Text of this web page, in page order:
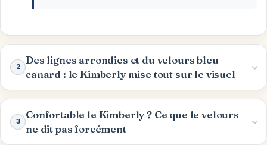
2
Des lignes arrondies et du velours bleu
canard : le Kimberly mise tout sur le visuel
3
Confortable le Kimberly ? Ce que le velours
ne dit pas forcément